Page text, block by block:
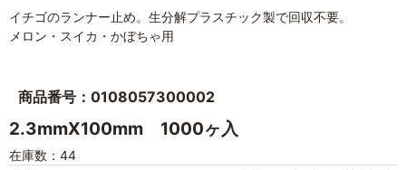
イチゴのランナー止め。生分解プラスチック製で回収不要。
メロン・スイカ・かぼちゃ用
商品番号：0108057300002
2.3mmX100mm 1000ヶ入
在庫数：44